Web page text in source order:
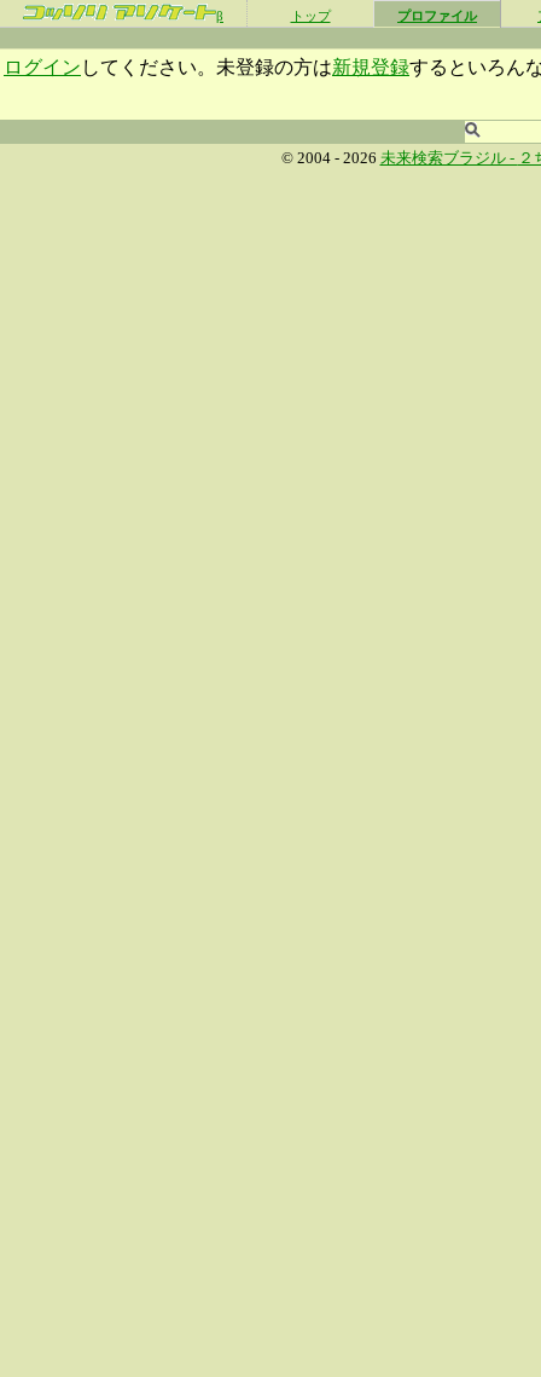
β トップ プロファイル
ログイン してください。未登録の方は新規登録するといろん
© 2004 - 2026 未来検索ブラジル - ２